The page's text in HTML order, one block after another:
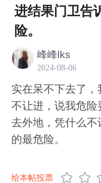
进结果门卫告
险。
峰峰lks
2024-08-06
实在呆不下去了
不让进，说我危
去外地，凭什么不
的最危险。
给本帖投票